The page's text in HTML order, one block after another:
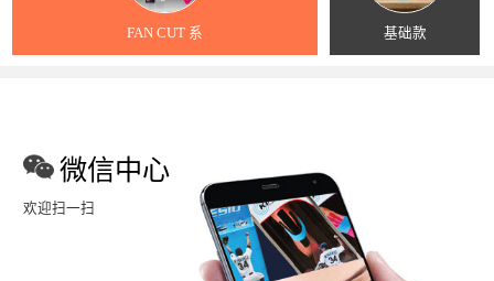
FAN CUT 系 基础款
微信中心
欢迎扫一扫